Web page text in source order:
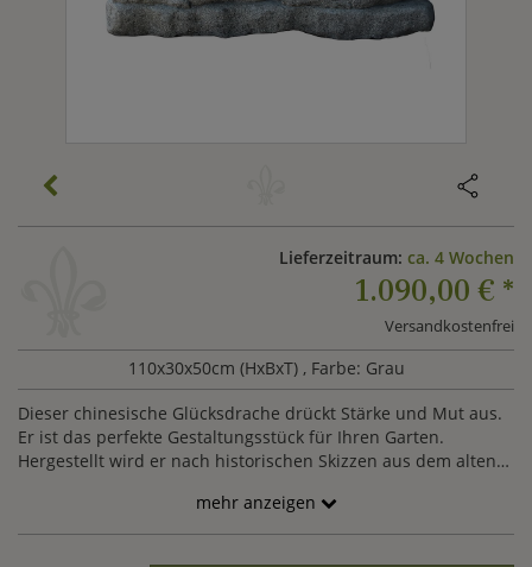
Lieferzeitraum: ca. 4 Wochen
1.090,00 € *
Versandkostenfrei
110x30x50cm (HxBxT) , Farbe: Grau
Dieser chinesische Glücksdrache drückt Stärke und Mut aus.
Er ist das perfekte Gestaltungsstück für Ihren Garten.
Hergestellt wird er nach historischen Skizzen aus dem alten
die besondere Maserung des Gesteins erhält die
Drachenfigur ihren edlen Charakter. In unserem Sortiment
mehr anzeigen